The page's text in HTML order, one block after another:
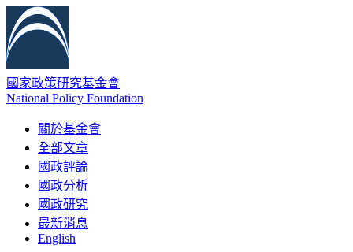
國家政策研究基金會
National Policy Foundation
關於基金會
全部文章
國政評論
國政分析
國政研究
最新消息
English